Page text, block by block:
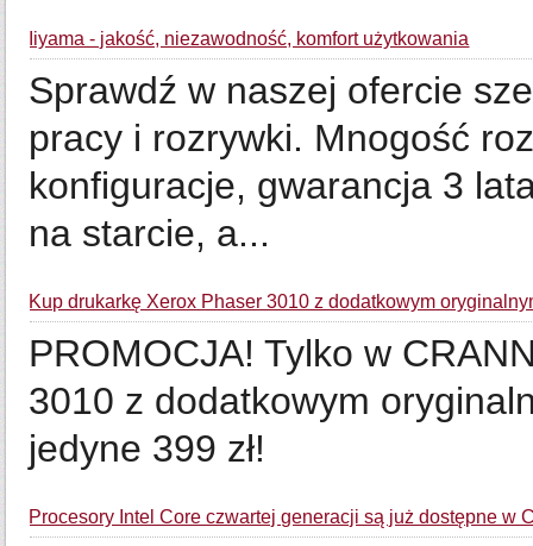
Iiyama - jakość, niezawodność, komfort użytkowania
Sprawdź w naszej ofercie
pracy i rozrywki. Mnogość
konfiguracje, gwarancja 3
na starcie, a...
Kup drukarkę Xerox Phaser 3010 z dodatkowym
PROMOCJA! Tylko w
3010 z dodatkowym
jedyne 399 zł!
Procesory Intel Core czwartej generacji są już dostępne w